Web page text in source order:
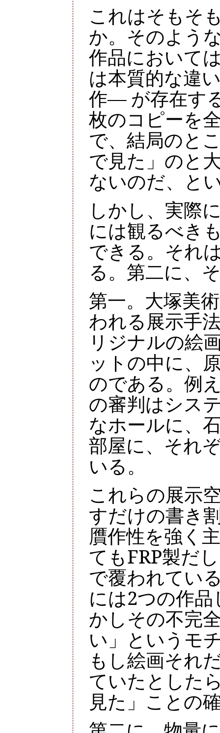
これはそもそ
か。そのよう
作品において
は本質的な違
作― が存在す
枚のコピーを
で、結局のと
で見た」のと
ないのだ、と
しかし、実際
には観るべき
できる。それ
る。第二に、
第一。大塚美
われる展示手
リジナルの絵
ットの中に、
のである。例
の審判はシス
なホールに、
部屋に、それ
いる。
これらの展示
すだけの書き
贋作性を強く
てもFRP製だ
で覆われてい
には2つの作
かしその不完
い」というモ
もし絵画それ
ていたとした
見た」ことの